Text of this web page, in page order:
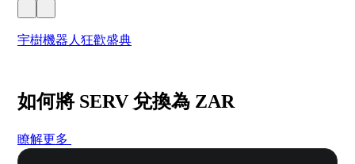
宇樹機器人狂歡盛典
如何將 SERV 兌換為 ZAR
瞭解更多